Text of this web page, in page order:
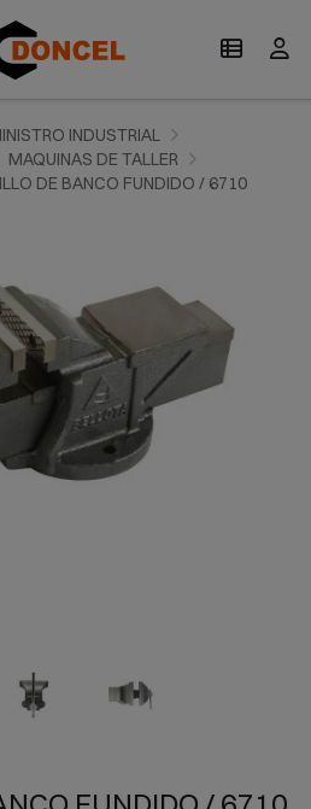
INDUSTRIAL
MAQUINAS DE TALLER
DE BANCO FUNDIDO / 6710